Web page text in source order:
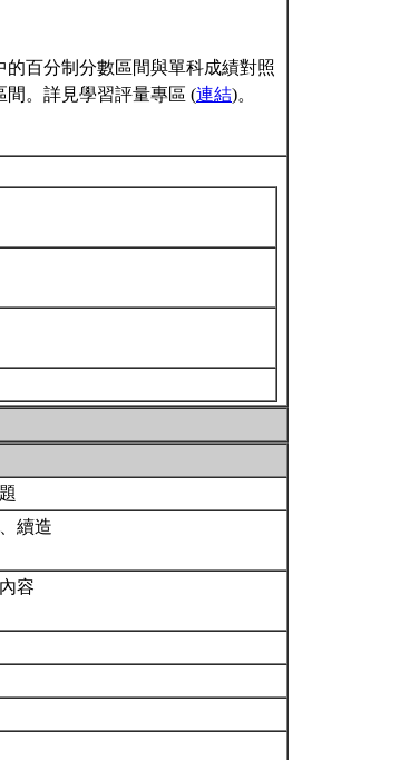
百分制分數區間與單科成績對照
。詳見學習評量專區 (連結)。
續造
容